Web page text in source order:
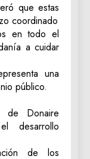
que estas
coordinado
en todo el
a cuidar
una
público.
de Donaire
desarrollo
de los